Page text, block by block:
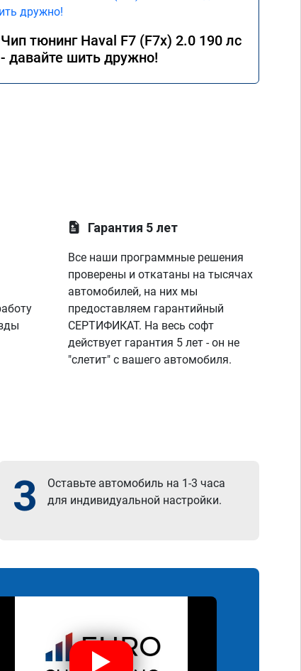
Чип тюнинг Haval F7 (F7x) 2.0 190 лс
- давайте шить дружно!
Гарантия 5 лет
Все наши программные решения
проверены и откатаны на тысячах
автомобилей, на них мы
предоставляем гарантийный
СЕРТИФИКАТ. На весь софт
действует гарантия 5 лет - он не
"слетит" с вашего автомобиля.
3
Оставьте автомобиль на 1-3 часа
для индивидуальной настройки.